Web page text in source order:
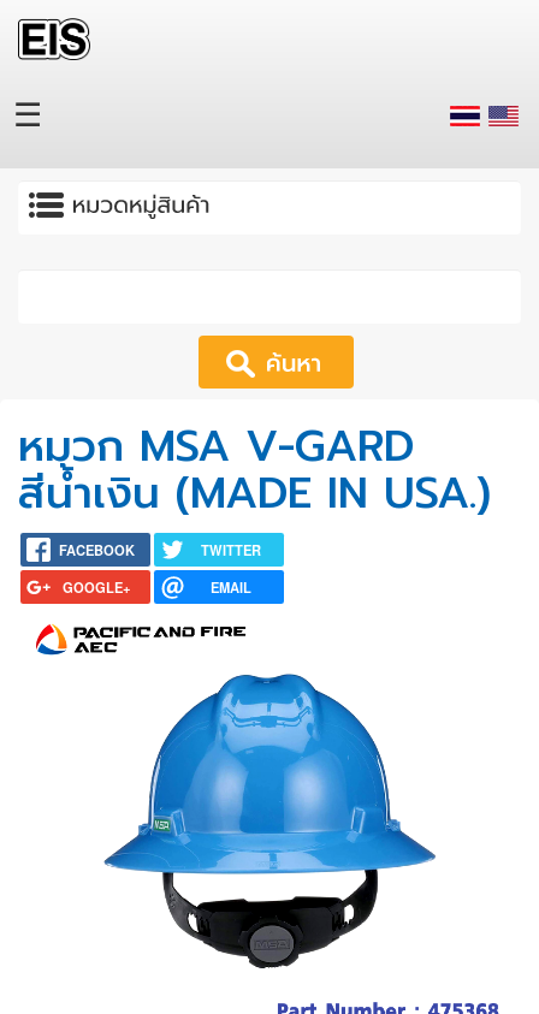
Skip to main content
☰
Apply
หมวก MSA V-GARD
สีน้ำเงิน (MADE IN USA.)
FACEBOOK
TWITTER
GOOGLE+
EMAIL